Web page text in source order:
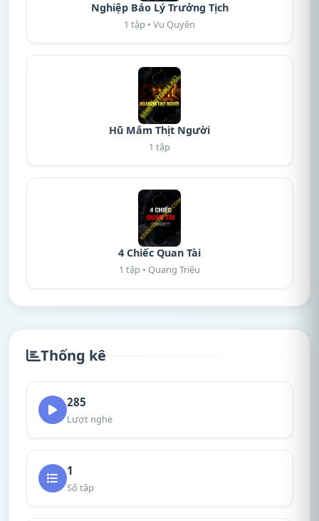
Nghiệp Báo Lý Trưởng Tịch
1 tập • Vu Quyên
Hũ Mắm Thịt Người
1 tập
4 Chiếc Quan Tài
1 tập • Quang Triệu
Thống kê
285
Lượt nghe
1
Số tập